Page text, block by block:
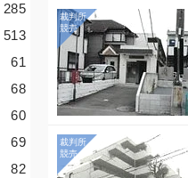
285
513
61
68
60
69
82